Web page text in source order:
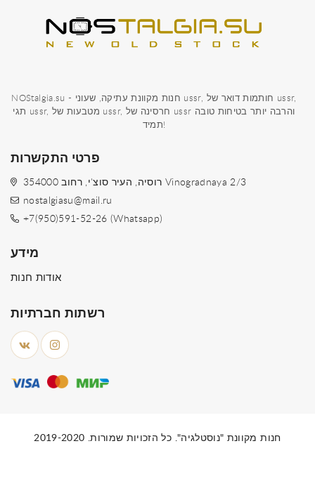
NOStalgia.su - חנות מקוונת עתיקה, שעוני ussr, חותמות דואר של ussr,
תגי ussr, מטבעות של ussr, חרסינה של ussr והרבה יותר בטיחות טובה
תמיד!
פרטי התקשרות
354000 רוסיה, העיר סוצ'י, רחוב Vinogradnaya 2/3
nostalgiasu@mail.ru
+7(950)591-52-26 (Whatsapp)
מידע
אודות חנות
רשתות חברתיות
חנות מקוונת "נוסטלגיה". כל הזכויות שמורות. 2019-2020